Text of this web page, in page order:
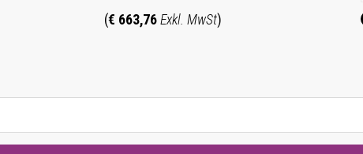
(€ 663,76 Exkl. MwSt)